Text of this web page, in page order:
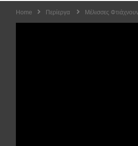
Home Περίεργα Μέλισσες